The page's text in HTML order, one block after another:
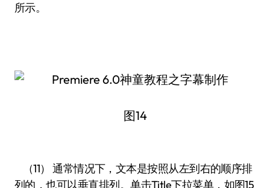
所示。
图14
（11） 通常情况下，文本是按照从左到右的顺序排
列的，也可以垂直排列。单击Title下拉菜单，如图15